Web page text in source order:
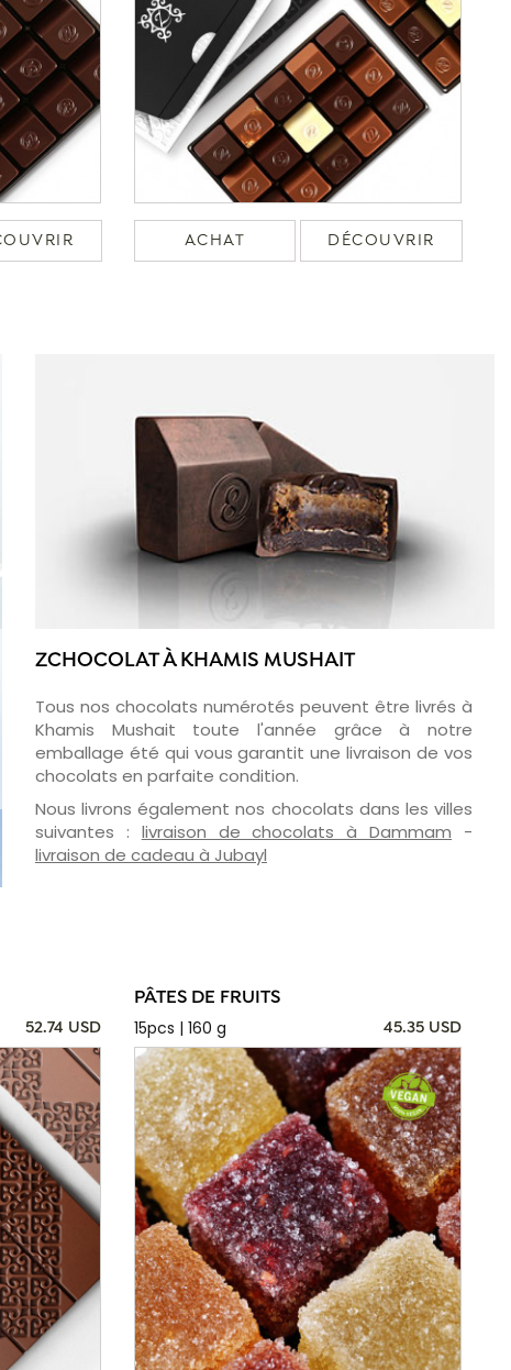
ACHAT DÉCOUVRIR
ZCHOCOLAT À KHAMIS MUSHAIT
Tous nos chocolats numérotés peuvent être livrés à
Khamis Mushait toute l'année grâce à notre
emballage été qui vous garantit une livraison de vos
chocolats en parfaite condition.
Nous livrons également nos chocolats dans les villes
suivantes : livraison de chocolats à Dammam -
livraison de cadeau à Jubayl
52.74 USD
PÂTES DE FRUITS
15pcs | 160 g
45.35 USD